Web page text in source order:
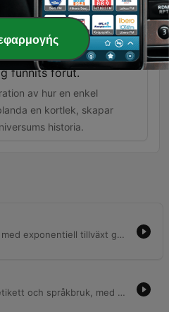
koncept som överskrider
gränser.
med största
funnits förut.
av hur en enkel
en kortlek, skapar
historia.
Henrik introducerar konceptet med exponentiell tillväxt genom att reflektera över hur ett papper kan nå månen efter endast 42 vikningar och berättar legenden om uppfinnaren som krävde riskorn på ett schackbräde. Genom att utforska extremt stora tal som googol och googolplex, kontrasteras matematiska storheter mot den fysiska verkligheten i universum. Avsnittet reflekterar över människans förmåga att förstå abstraktioner som överskrider den fysiska världens gränser. Genom metaforer som en blandad kortlek och medvetandets roll, undersöks hur insikten om det oändligt stora kan ge en känsla av sammanhang och värde i kosmos.
Henrik reflekterar över social etikett och språkbruk, med ett särskilt fokus på irritationer kring användandet av 'vi' istället för 'ni' vid restaurangbesök samt vikten av att ge servicepersonal utrymme för mänskliga felmarginaler. Han diskuterar även sin önskan om att vara osynlig i sociala sammanhang och sitt ointresse för personlig berömmelse. Samtalet rör sig vidare till nostalgi, kopplingar till barndomens lekfullhet och poddens organiska utveckling som ett samspel med lyssnaren. Avsnittet avslutas med reflektioner kring Stockholms direkta kommunikationsstil och en personlig hyllning till de olika versioner av sig själv som format resan genom staden.